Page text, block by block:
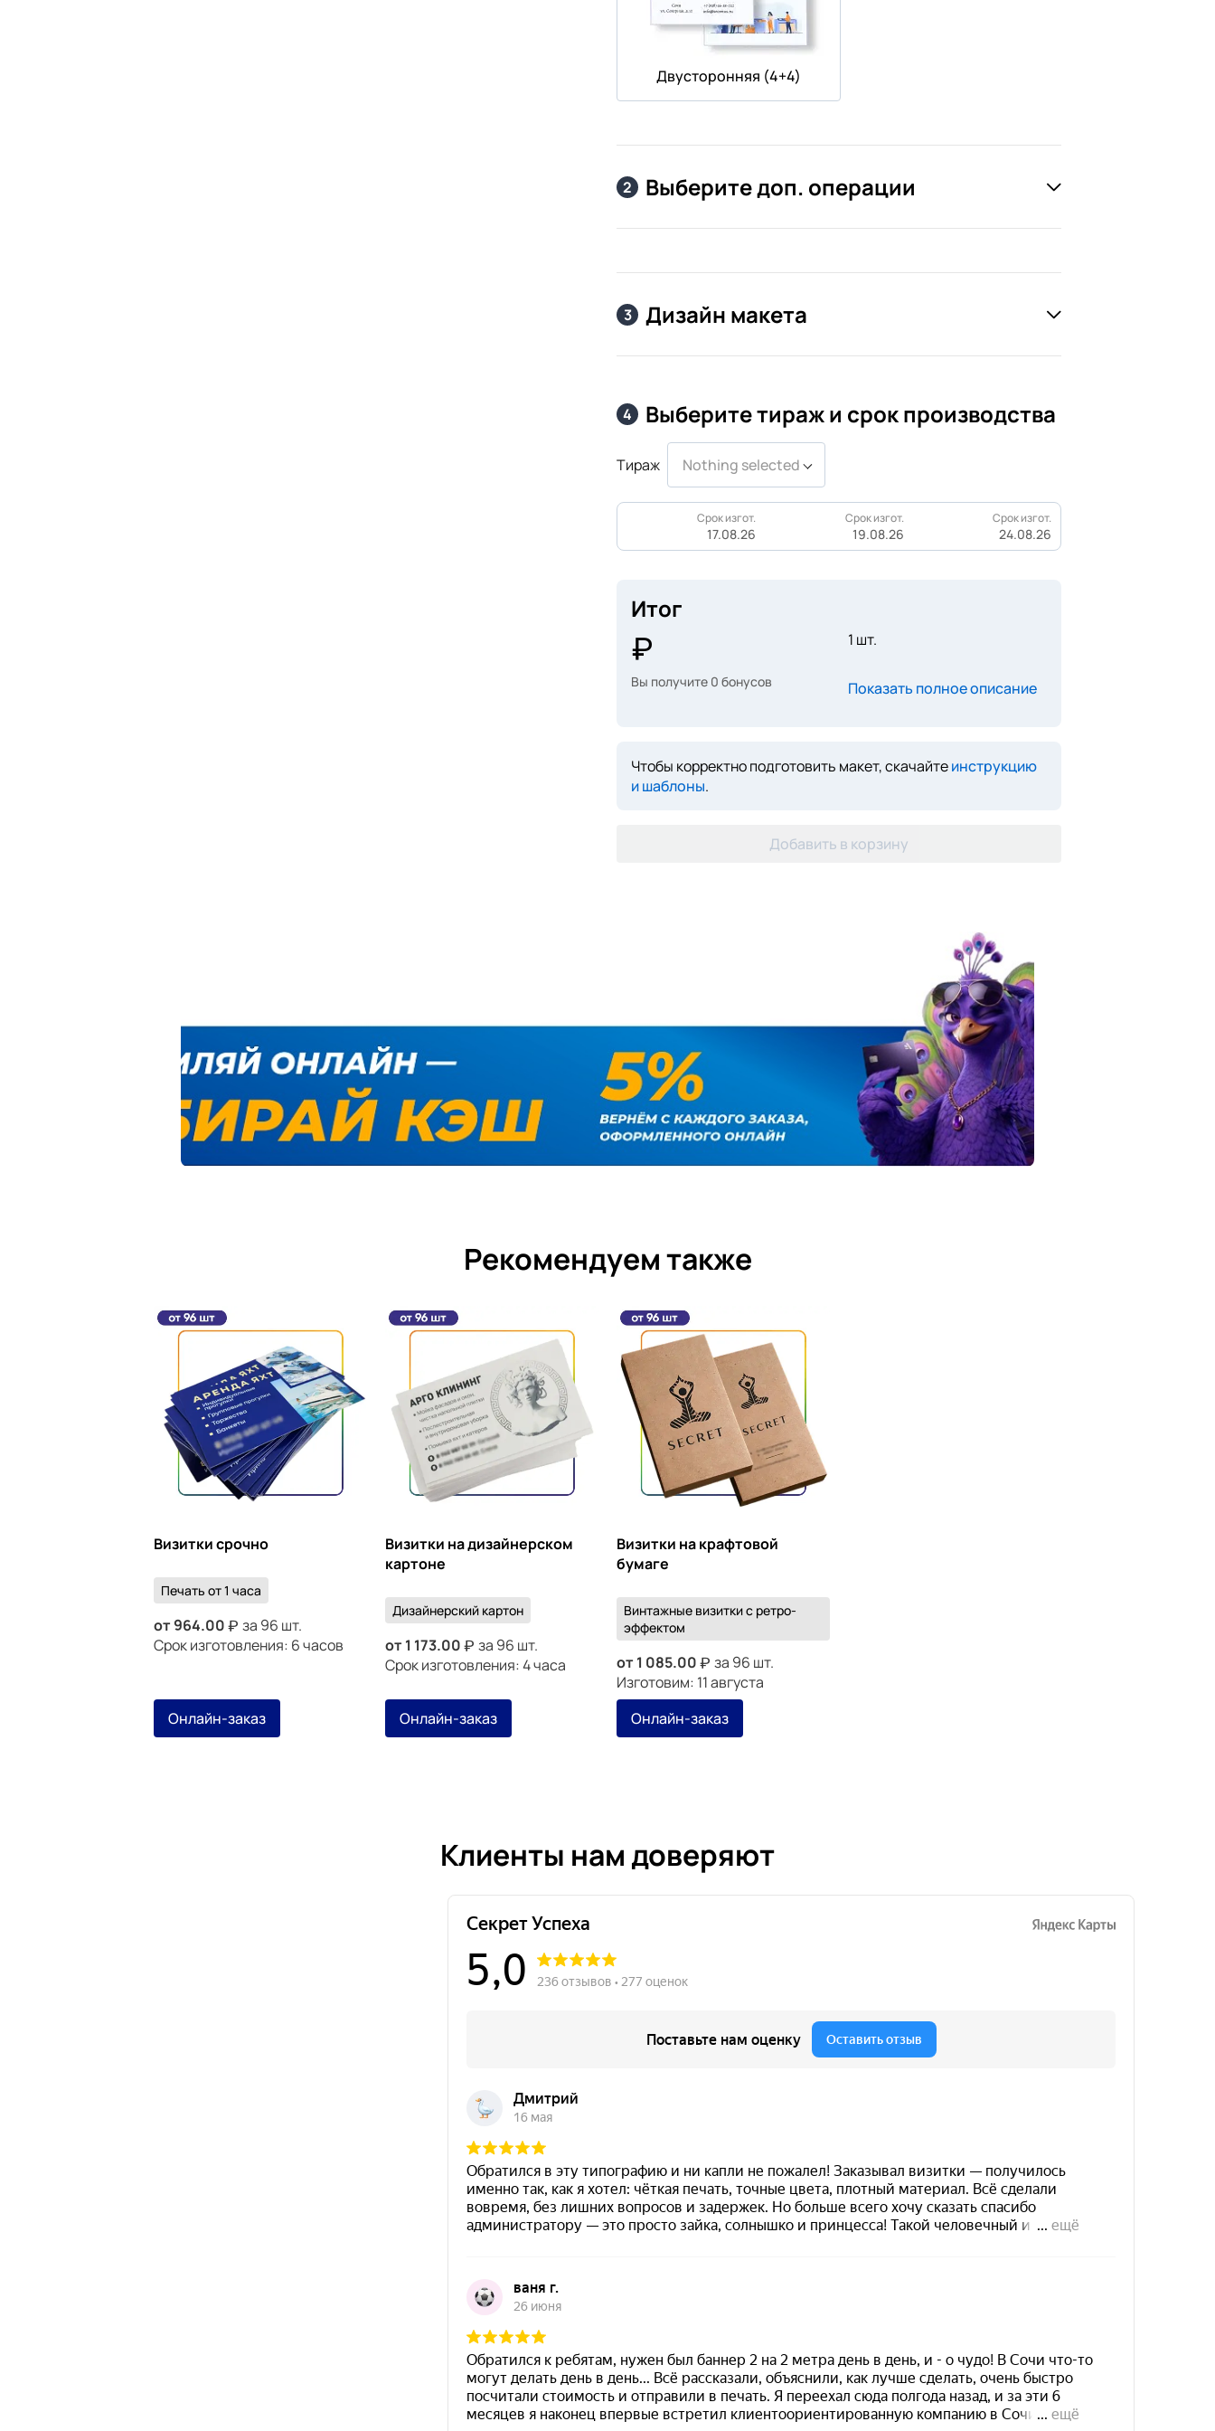
Двусторонняя (4+4)
2 Выберите доп. операции
3 Дизайн макета
4 Выберите тираж и срок производства
Тираж Nothing selected
Срок изгот.
17.08.26
Срок изгот.
19.08.26
Срок изгот.
24.08.26
Итог
Вы получите 0 бонусов
1 шт.
Показать полное описание
Чтобы корректно подготовить макет, скачайтеинструкцию
и шаблоны.
Добавить в корзину
Рекомендуем также
Визитки срочно
Печать от 1 часа
от964.00
за 96 шт.
Срок изготовления: 6 часов
Онлайн-заказ
Визитки на дизайнерском
картоне
Дизайнерский картон
от 1 173.00
за 96 шт.
Срок изготовления: 4 часа
Онлайн-заказ
Визитки на крафтовой
бумаге
Винтажные визитки с ретро-
эффектом
от 1 085.00
за 96 шт.
Изготовим: 11 августа
Онлайн-заказ
Клиенты нам доверяют